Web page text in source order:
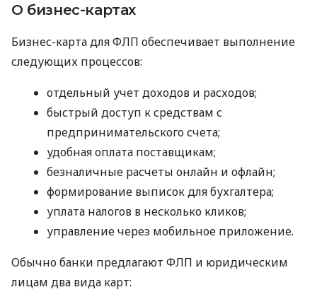
О бизнес-картах
Бизнес-карта для ФЛП обеспечивает выполнение
следующих процессов:
отдельный учет доходов и расходов;
быстрый доступ к средствам с
предпринимательского счета;
удобная оплата поставщикам;
безналичные расчеты онлайн и офлайн;
формирование выписок для бухгалтера;
уплата налогов в несколько кликов;
управление через мобильное приложение.
Обычно банки предлагают ФЛП и юридическим
лицам два вида карт: